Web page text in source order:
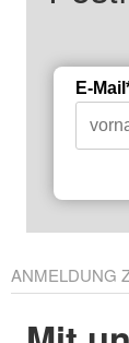
E-
ANMELDUNG